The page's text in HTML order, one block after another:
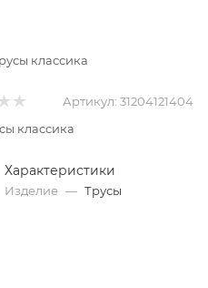
классика
Артикул: 31204121404
классика
Характеристики
Изделие — Трусы